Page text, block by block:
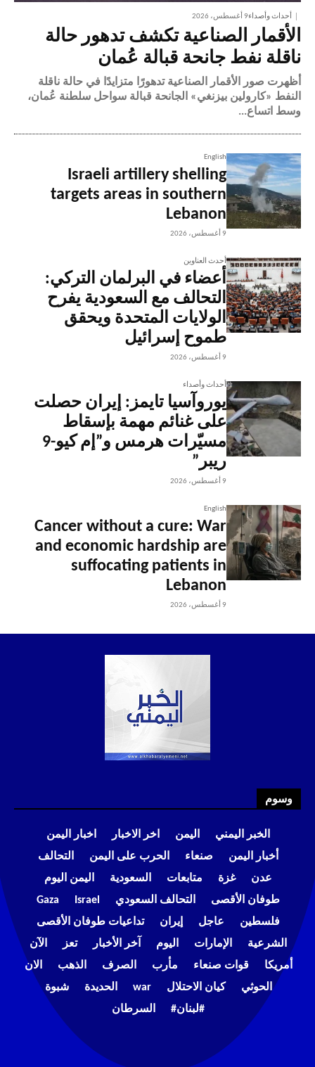
أحداث وأصداء9 أغسطس، 2026
الأقمار الصناعية تكشف تدهور حالة
ناقلة نفط جانحة قبالة عُمان
أظهرت صور الأقمار الصناعية تدهورًا متزايدًا في حالة ناقلة
النفط «كارولين بيزنغي» الجانحة قبالة سواحل سلطنة عُمان،
وسط اتساع...
English
Israeli artillery shelling
targets areas in southern
Lebanon
9 أغسطس، 2026
أحدث العناوين
أعضاء في البرلمان التركي:
التحالف مع السعودية يفرح
الولايات المتحدة ويحقق
طموح إسرائيل
9 أغسطس، 2026
أحداث وأصداء
يوروآسيا تايمز: إيران حصلت
على غنائم مهمة بإسقاط
مسيّرات هرمس و”إم كيو-9
ريبر”
9 أغسطس، 2026
English
Cancer without a cure: War
and economic hardship are
suffocating patients in
Lebanon
9 أغسطس، 2026
وسوم
الخبر اليمني اليمن اخر الاخبار
اخبار اليمن
أخبار اليمن
صنعاء الحرب على اليمن
التحالف
عدن
غزة متابعات السعودية
اليمن اليوم
طوفان الأقصى
التحالف السعودي Israel
Gaza
فلسطين
عاجل إيران
تداعيات طوفان الأقصى
الشرعية
الإمارات اليوم آخر الأخبار تعز
الآن
أمريكا
قوات صنعاء مأرب الصرف الذهب
الان
الحوثي
كيان الاحتلال war الحديدة
شبوة
#لبنان#
السرطان